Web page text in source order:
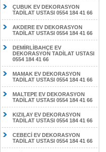
ÇUBUK EV DEKORASYON
TADİLAT USTASI 0554 184 41 66
AKDERE EV DEKORASYON
TADİLAT USTASI 0554 184 41 66
DEMİRLİBAHÇE EV
DEKORASYON TADİLAT USTASI
0554 184 41 66
MAMAK EV DEKORASYON
TADİLAT USTASI 0554 184 41 66
MALTEPE EV DEKORASYON
TADİLAT USTASI 0554 184 41 66
KIZILAY EV DEKORASYON
TADİLAT USTASI 0554 184 41 66
CEBECİ EV DEKORASYON
TADİLAT USTASI 0554 184 41 66